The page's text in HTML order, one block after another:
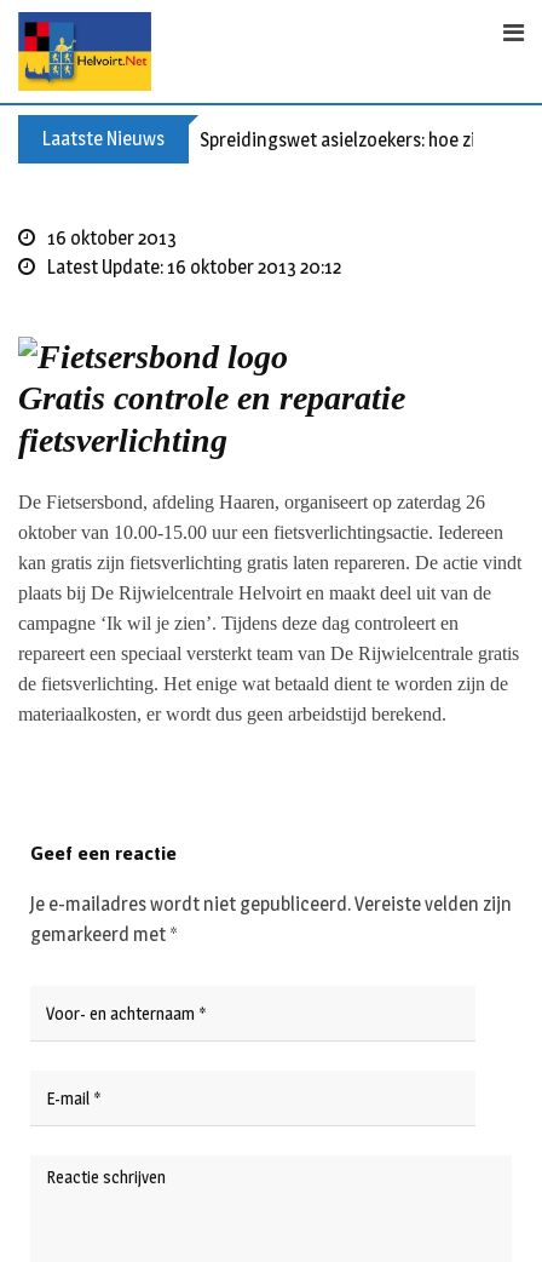
p
Laatste Nieuws Spreidingswet asielzoekers: hoe zit dat?
16 oktober 2013
Latest Update: 16 oktober 2013 20:12
Gratis controle en reparatie
fietsverlichting
De Fietsersbond, afdeling Haaren, organiseert op zaterdag 26
oktober van 10.00-15.00 uur een fietsverlichtingsactie. Iedereen
kan gratis zijn fietsverlichting gratis laten repareren. De actie vindt
plaats bij De Rijwielcentrale Helvoirt en maakt deel uit van de
campagne ‘Ik wil je zien’. Tijdens deze dag controleert en
repareert een speciaal versterkt team van De Rijwielcentrale gratis
de fietsverlichting. Het enige wat betaald dient te worden zijn de
materiaalkosten, er wordt dus geen arbeidstijd berekend.
Geef een reactie
Je e-mailadres wordt niet gepubliceerd.Vereiste velden zijn
gemarkeerd met *